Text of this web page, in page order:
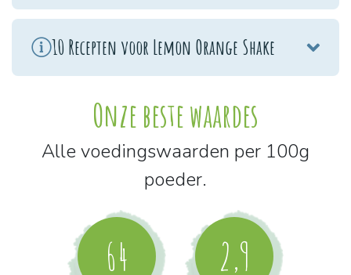
10 Recepten voor Lemon Orange Shake
Onze beste waardes
Alle voedingswaarden per 100g
poeder.
64 2,9